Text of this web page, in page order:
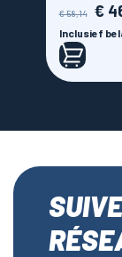
Normale
prijs
€ 58,14 Prijs
€
Inclusief